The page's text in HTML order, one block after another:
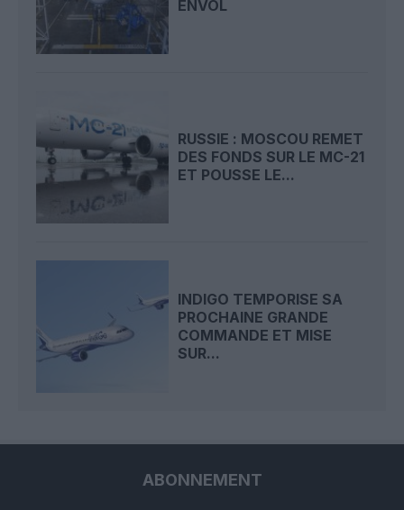
ENVOL
RUSSIE : MOSCOU REMET
DES FONDS SUR LE MC-21
ET POUSSE LE...
INDIGO TEMPORISE SA
PROCHAINE GRANDE
COMMANDE ET MISE
SUR...
ABONNEMENT